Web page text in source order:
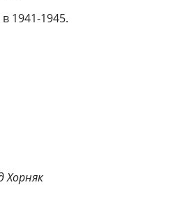
1941-1945.
Хорняк